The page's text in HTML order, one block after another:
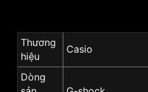
Thương
hiệu
Casio
Dòng